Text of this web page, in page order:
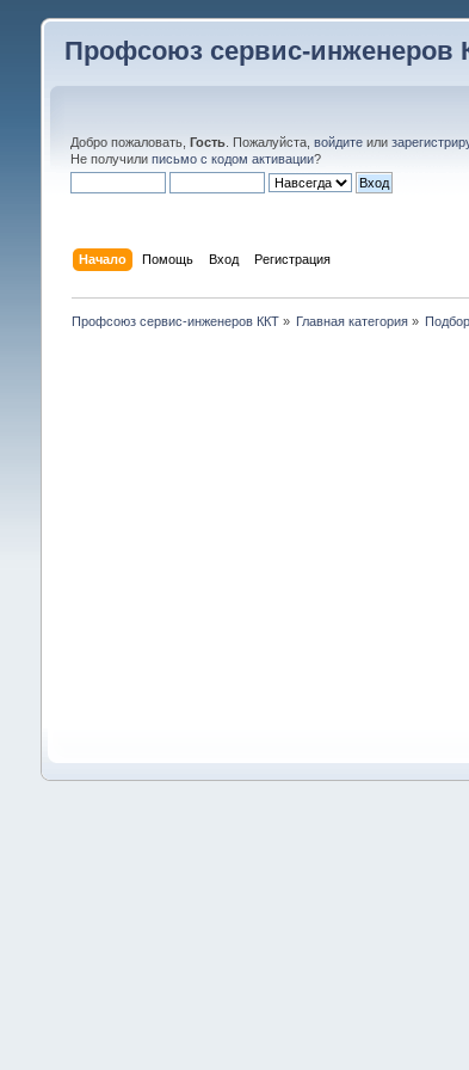
Профсоюз сервис-инженеров
Добро пожаловать, Гость. Пожалуйста, войдитеили
Не получили письмо с кодом активации?
Начало Помощь Вход Регистрация
Профсоюз сервис-инженеров ККТ» Главная категория »